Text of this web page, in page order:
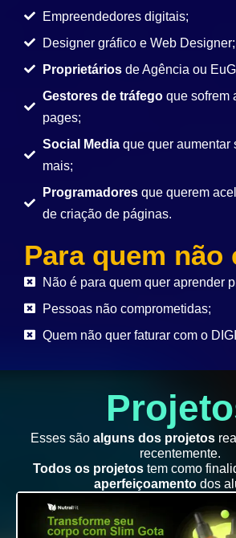
Empreendedores digitais;
Designer gráfico e Web Designer;
Proprietários de Agência ou
Gestores de tráfegoque sofrem
pages;
Social Media que quer aumentar
mais;
Programadores que querem
de criação de páginas.
Para quem não
Não é para quem quer aprender
Pessoas não comprometidas;
Quem não quer faturar com o
Esses sãoalguns dos projetos
recentemente.
Todos os projetos tem como
aperfeiçoamento dos